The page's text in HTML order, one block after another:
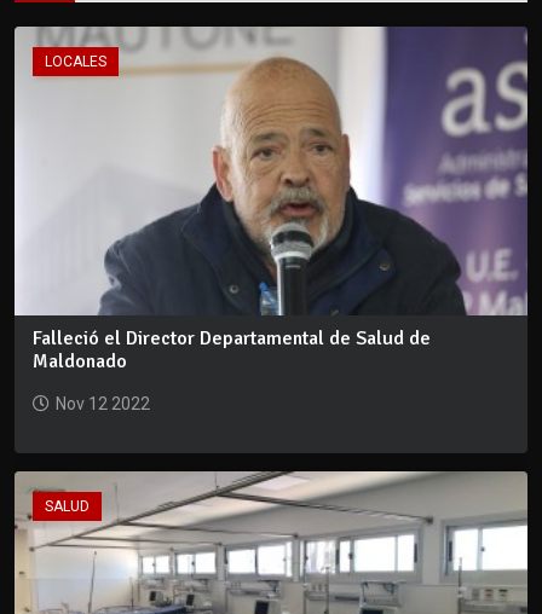
LOCALES
Falleció el Director Departamental de Salud de
Maldonado
Nov 12 2022
SALUD